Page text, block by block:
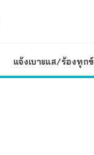
แจ้งเบาะแส/ร้องทุกข์